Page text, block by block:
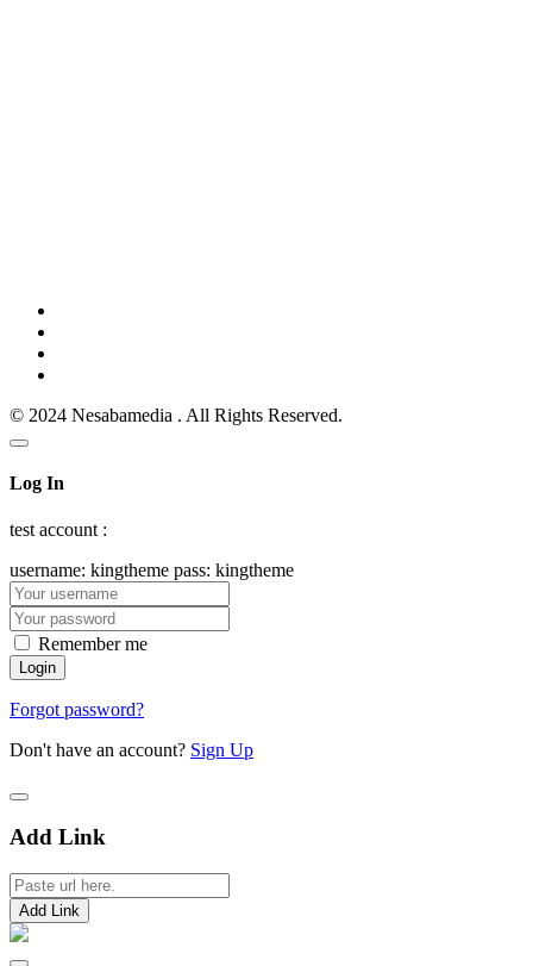
© 2024 Nesabamedia . All Rights Reserved.
Log In
test account :
username: kingtheme pass: kingtheme
Remember me
Forgot password?
Don't have an account? Sign Up
Add Link
Add Link